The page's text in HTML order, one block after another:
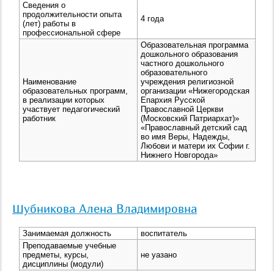
Сведения о
продолжительности опыта
(лет) работы в
профессиональной сфере
4 года
Наименование
образовательных программ,
в реализации которых
участвует педагогический
работник
Образовательная программа
дошкольного образования
частного дошкольного
образовательного
учреждения религиозной
организации «Нижегородская
Епархия Русской
Православной Церкви
(Московский Патриархат)»
«Православный детский сад
во имя Веры, Надежды,
Любови и матери их Софии г.
Нижнего Новгорода»
Шубникова Алена Владимировна
Занимаемая должность
воспитатель
Преподаваемые учебные
предметы, курсы,
дисциплины (модули)
не уазано